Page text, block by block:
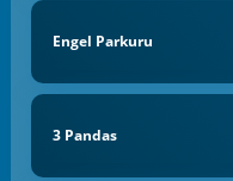
Engel Parkuru
3 Pandas